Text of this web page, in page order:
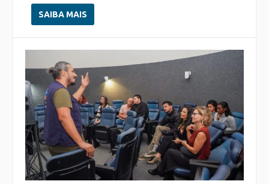
SAIBA MAIS